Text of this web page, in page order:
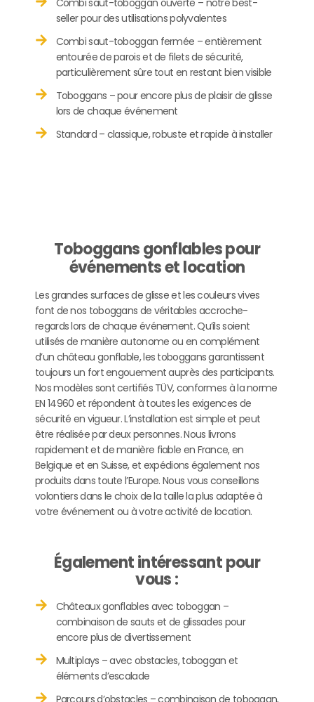
seller pour des utilisations polyvalentes
Combi saut-toboggan fermée – entièrement
entourée de parois et de filets de sécurité,
particulièrement sûre tout en restant bien visible
Toboggans – pour encore plus de plaisir de glisse
lors de chaque événement
Standard – classique, robuste et rapide à installer
Toboggans gonflables pour
événements et location
Les grandes surfaces de glisse et les couleurs vives
font de nos toboggans de véritables accroche-
regards lors de chaque événement. Qu’ils soient
utilisés de manière autonome ou en complément
d’un château gonflable, les toboggans garantissent
toujours un fort engouement auprès des participants.
Nos modèles sont certifiés TÜV, conformes à la norme
EN 14960 et répondent à toutes les exigences de
sécurité en vigueur. L’installation est simple et peut
être réalisée par deux personnes. Nous livrons
rapidement et de manière fiable en France, en
Belgique et en Suisse, et expédions également nos
produits dans toute l’Europe. Nous vous conseillons
volontiers dans le choix de la taille la plus adaptée à
votre événement ou à votre activité de location.
Également intéressant pour
vous :
Châteaux gonflables avec toboggan –
combinaison de sauts et de glissades pour
encore plus de divertissement
Multiplays – avec obstacles, toboggan et
éléments d’escalade
Parcours d’obstacles – combinaison de toboggan,